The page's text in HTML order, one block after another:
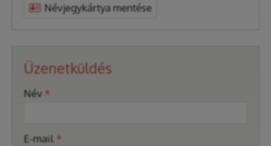
Névjegykártya mentése
Üzenetküldés
Név *
E-mail *